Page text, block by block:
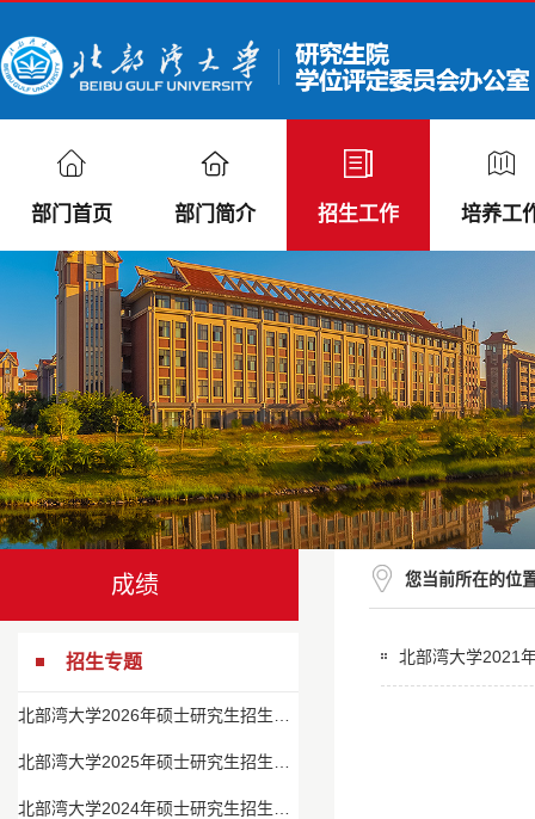
部门首页 部门简介 招生工作 培养工
成绩
招生专题
您当前所在的位
北部湾大学2021